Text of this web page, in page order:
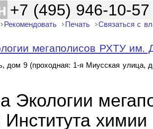
+7 (495) 946-10-57
Рекомендовать Печать Связаться с
мегаполисов РХТУ им.
дом 9 (проходная: 1-я Миусская улица,
Экологии
Института